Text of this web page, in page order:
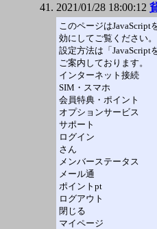
2021/01/28 18:00:12
このページはJavaScript
効にしてご覧ください。
設定方法は「JavaScript
ご案内しております。
インターネット接続
SIM・スマホ
会員特典・ポイント
オプションサービス
サポート
ログイン
さん
メンバーステータス
メール通
ポイントpt
ログアウト
閉じる
マイページ